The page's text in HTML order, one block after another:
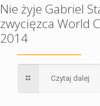
Nie żyje Gabriel
zwycięzca World
2014
Czytaj dalej